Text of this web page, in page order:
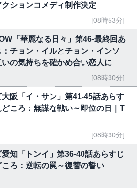
クションコメディ制作決定
[08時53分]
「華麗なる日々」第46-最終回あ
：チョン・イルとチョン・インソ
いの気持ちを確かめ合い恋人に
[08時30分]
大阪「イ・サン」第41-45話あらす
どころ：無謀な戦い～即位の日｜T
[08時30分]
愛知「トンイ」第36-40話あらすじ
ころ：逆転の罠～復讐の誓い